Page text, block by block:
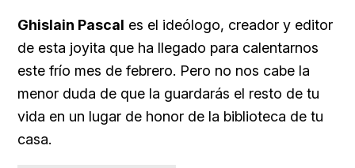
Ghislain Pascal es el ideólogo, creador y editor
de esta joyita que ha llegado para calentarnos
este frío mes de febrero. Pero no nos cabe la
menor duda de que la guardarás el resto de tu
vida en un lugar de honor de la biblioteca de tu
casa.